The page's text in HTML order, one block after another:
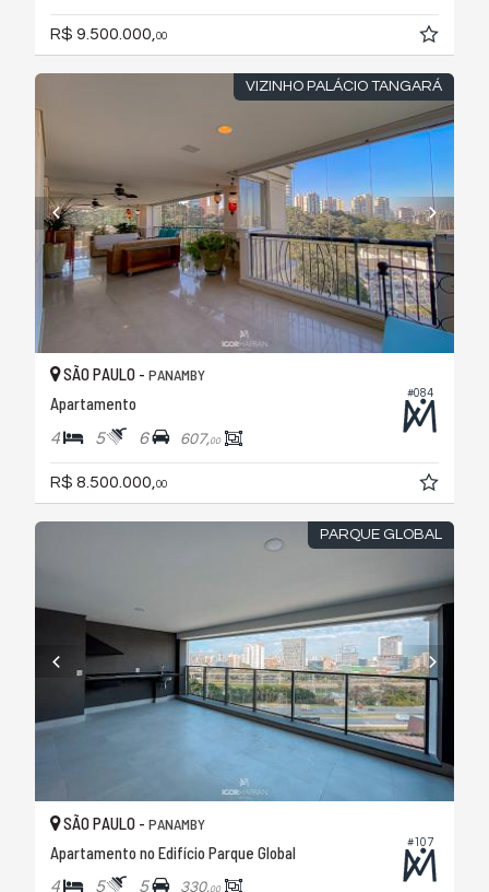
R$ 9.500.000, 00
VIZINHO PALÁCIO TANGARÁ
#084
SÃO PAULO - PANAMBY
Apartamento
4 5 6 607,00
R$ 8.500.000,00
PARQUE GLOBAL
#107
SÃO PAULO - PANAMBY
Apartamento no Edifício Parque Global
4 5 5 330,00